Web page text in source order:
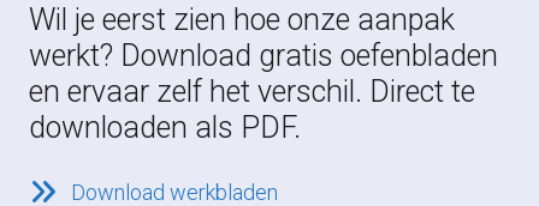
Wil je eerst zien hoe onze aanpak
werkt? Download gratis oefenbladen
en ervaar zelf het verschil. Direct te
downloaden als PDF.
Download werkbladen